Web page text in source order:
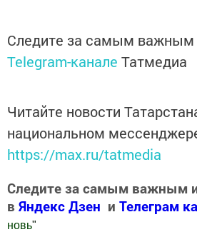
Следите за самым важным
Telegram-канале Татмедиа
Читайте новости
национальном
https://max.ru/tatmedia
Следите за самым важным
в Яндекс Дзен и Телеграм
новь"